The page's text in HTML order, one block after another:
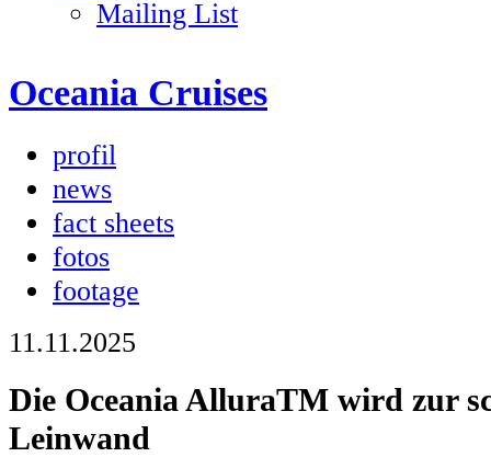
Mailing List
Oceania Cruises
profil
news
fact sheets
fotos
footage
11.11.2025
Die Oceania AlluraTM wird zur
Leinwand